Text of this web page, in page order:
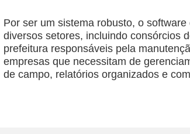
Por ser um sistema robusto, o
diversos setores, incluindo consórcios
prefeitura responsáveis pela
empresas que necessitam de
de campo, relatórios organizados e